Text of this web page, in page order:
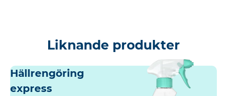
Liknande produkter
Hällrengöring
express